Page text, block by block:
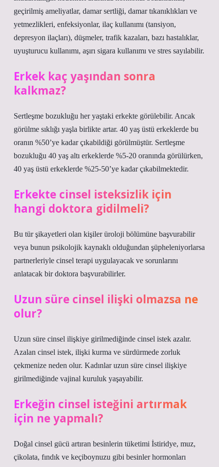
geçirilmiş ameliyatlar, damar sertliği, damar tıkanıklıkları ve
yetmezlikleri, enfeksiyonlar, ilaç kullanımı (tansiyon,
depresyon ilaçları), düşmeler, trafik kazaları, bazı hastalıklar,
uyuşturucu kullanımı, aşırı sigara kullanımı ve stres sayılabilir.
Erkek kaç yaşından sonra
kalkmaz?
Sertleşme bozukluğu her yaştaki erkekte görülebilir. Ancak
görülme sıklığı yaşla birlikte artar. 40 yaş üstü erkeklerde bu
oranın %50’ye kadar çıkabildiği görülmüştür. Sertleşme
bozukluğu 40 yaş altı erkeklerde %5-20 oranında görülürken,
40 yaş üstü erkeklerde %25-50’ye kadar çıkabilmektedir.
Erkekte cinsel isteksizlik için
hangi doktora gidilmeli?
Bu tür şikayetleri olan kişiler üroloji bölümüne başvurabilir
veya bunun psikolojik kaynaklı olduğundan şüpheleniyorlarsa
partnerleriyle cinsel terapi uygulayacak ve sorunlarını
anlatacak bir doktora başvurabilirler.
Uzun süre cinsel ilişki olmazsa ne
olur?
Uzun süre cinsel ilişkiye girilmediğinde cinsel istek azalır.
Azalan cinsel istek, ilişki kurma ve sürdürmede zorluk
çekmenize neden olur. Kadınlar uzun süre cinsel ilişkiye
girilmediğinde vajinal kuruluk yaşayabilir.
Erkeğin cinsel isteğini artırmak
için ne yapmalı?
Doğal cinsel gücü artıran besinlerin tüketimi İstiridye, muz,
çikolata, fındık ve keçiboynuzu gibi besinler hormonları